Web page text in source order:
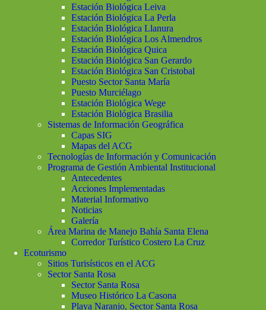
Estación Biológica Leiva
Estación Biológica La Perla
Estación Biológica Llanura
Estación Biológica Los Almendros
Estación Biológica Quica
Estación Biológica San Gerardo
Estación Biológica San Cristobal
Puesto Sector Santa María
Puesto Murciélago
Estación Biológica Wege
Estación Biológica Brasilia
Sistemas de Información Geográfica
Capas SIG
Mapas del ACG
Tecnologías de Información y Comunicación
Programa de Gestión Ambiental Institucional
Antecedentes
Acciones Implementadas
Material Informativo
Noticias
Galería
Área Marina de Manejo Bahía Santa Elena
Corredor Turístico Costero La Cruz
Ecoturismo
Sitios Turisísticos en el ACG
Sector Santa Rosa
Sector Santa Rosa
Museo Histórico La Casona
Playa Naranjo, Sector Santa Rosa